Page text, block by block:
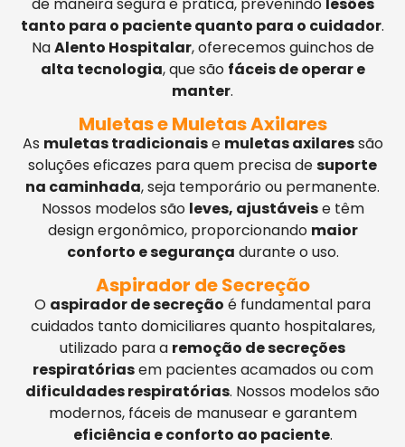
tanto para o paciente quanto para o cuidador.
NaAlento Hospitalar, oferecemos guinchos de
alta tecnologia, que são fáceis de operar e
manter.
Muletas e Muletas Axilares
As muletas tradicionaise muletas axilaressão
soluções eficazes para quem precisa desuporte
na caminhada, seja temporário ou permanente.
Nossos modelos são leves, ajustáveise têm
design ergonômico, proporcionando maior
conforto e segurança durante o uso.
Aspirador de Secreção
O aspirador de secreção é fundamental para
cuidados tanto domiciliares quanto hospitalares,
utilizado para a remoção de secreções
respiratóriasem pacientes acamados ou com
dificuldades respiratórias. Nossos modelos são
modernos, fáceis de manusear e garantem
eficiência e conforto ao paciente.